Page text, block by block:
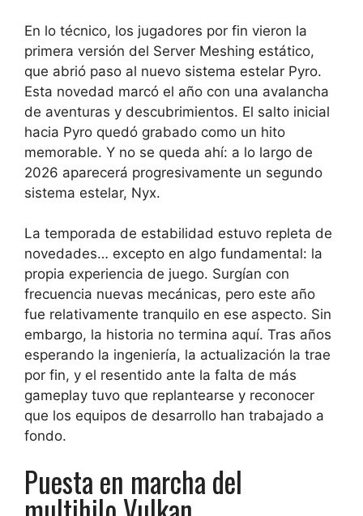
En lo técnico, los jugadores por fin vieron la
primera versión del Server Meshing estático,
que abrió paso al nuevo sistema estelar Pyro.
Esta novedad marcó el año con una avalancha
de aventuras y descubrimientos. El salto inicial
hacia Pyro quedó grabado como un hito
memorable. Y no se queda ahí: a lo largo de
2026 aparecerá progresivamente un segundo
sistema estelar, Nyx.
La temporada de estabilidad estuvo repleta de
novedades… excepto en algo fundamental: la
propia experiencia de juego. Surgían con
frecuencia nuevas mecánicas, pero este año
fue relativamente tranquilo en ese aspecto. Sin
embargo, la historia no termina aquí. Tras años
esperando la ingeniería, la actualización la trae
por fin, y el resentido ante la falta de más
gameplay tuvo que replantearse y reconocer
que los equipos de desarrollo han trabajado a
fondo.
Puesta en marcha del